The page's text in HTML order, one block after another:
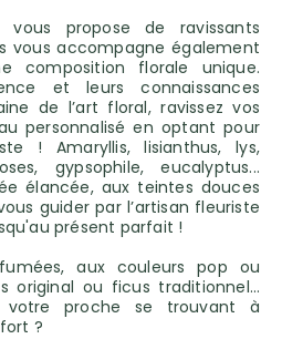
vous propose de ravissants
vous accompagne également
composition florale unique.
et leurs connaissances
de l’art floral, ravissez vos
personnalisé en optant pour
! Amaryllis, lisianthus, lys,
gypsophile, eucalyptus...
élancée, aux teintes douces
guider par l’artisan fleuriste
jusqu'au présent parfait !
aux couleurs pop ou
original ou ficus traditionnel…
votre proche se trouvant à
?